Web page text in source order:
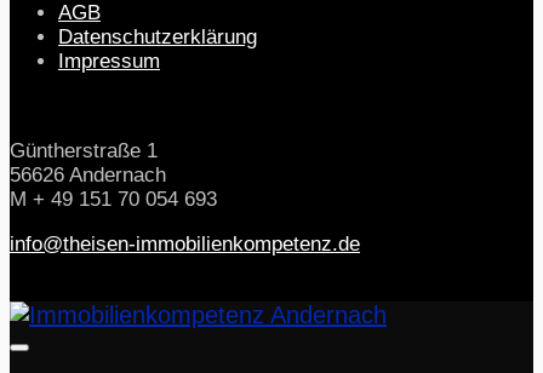
AGB
Datenschutzerklärung
Impressum
Gün­t­her­stra­ße 1
56626 Ander­nach
M + 49 151 70 054 693
info@​theisen-​immobilienkompetenz.​de
Seitenleiste